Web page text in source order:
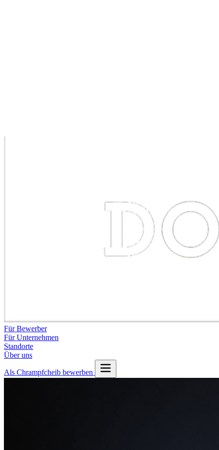
Für Bewerber
Für Unternehmen
Standorte
Über uns
Als Chrampfcheib bewerben